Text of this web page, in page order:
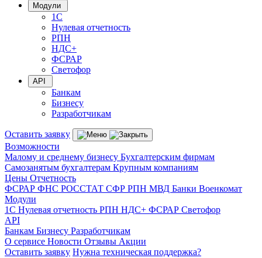
Модули
1С
Нулевая отчетность
РПН
НДС+
ФСРАР
Светофор
API
Банкам
Бизнесу
Разработчикам
Оставить заявку
Возможности
Малому и среднему бизнесу Бухгалтерским фирмам
Самозанятым бухгалтерам Крупным компаниям
Цены Отчетность
ФСРАР ФНС РОССТАТ СФР РПН МВД Банки Военкомат
Модули
1С Нулевая отчетность РПН НДС+ ФСРАР Светофор
API
Банкам Бизнесу Разработчикам
О сервисе Новости Отзывы Акции
Оставить заявку Нужна техническая поддержка?